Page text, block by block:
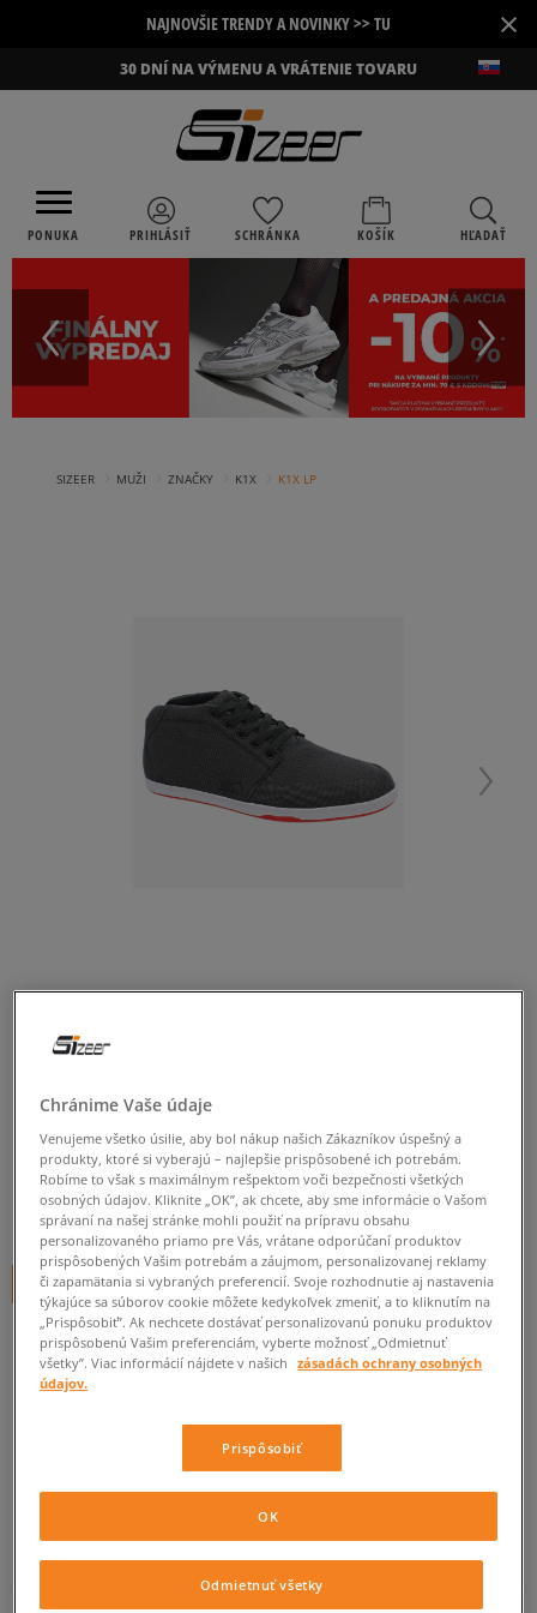
NAJNOVŠIE TRENDY A NOVINKY >> TU ×
30 DNÍ NA VÝMENU A VRÁTENIE TOVARU
PONUKA PRIHLÁSIŤ SCHRÁNKA KOŠÍK HĽADAŤ
SIZEER MUŽI ZNAČKY K1X K1X LP
0.0(0 )
0€cena s DPH
+ 0 BODOV VSIZEERCLUBE
Informujte ma o dostupnosti
Veľkosti EU Veľkosti US
ZISTIŤ DOSTUPNOSŤ V NAŠICH KAMENNÝCH PREDAJNIACH
Chránime Vaše údaje
Venujeme všetko úsilie, aby bol nákup našich Zákazníkov úspešný a
produkty, ktoré si vyberajú – najlepšie prispôsobené ich potrebám.
Robíme to však s maximálnym rešpektom voči bezpečnosti všetkých
osobných údajov. Kliknite „OK”, ak chcete, aby sme informácie o Vašom
správaní na našej stránke mohli použiť na prípravu obsahu
personalizovaného priamo pre Vás, vrátane odporúčaní produktov
prispôsobených Vašim potrebám a záujmom, personalizovanej reklamy
či zapamätania si vybraných preferencií. Svoje rozhodnutie aj nastavenia
týkajúce sa súborov cookie môžete kedykoľvek zmeniť, a to kliknutím na
„Prispôsobiť”. Ak nechcete dostávať personalizovanú ponuku produktov
prispôsobenú Vašim preferenciám, vyberte možnosť „Odmietnuť
všetky”. Viac informácií nájdete v našich
zásadách ochrany osobných
údajov.
Prispôsobiť
Odmietnuť všetky
OK